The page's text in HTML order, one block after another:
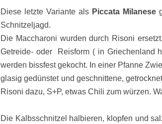
Diese letzte Variante als Piccata Milanese
Schnitzeljagd.
Die Maccharoni wurden durch Risoni
Getreide- oder Reisform ( in Griechenland
werden bissfest gekocht. In einer Pfanne
glasig gedünstet und geschnittene,
Risoni dazu, S+P, etwas Chili zum würzen.
Die Kalbsschnitzel halbieren, klopfen und